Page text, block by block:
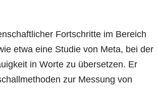
Fortschritte im Bereich
etwa eine Studie von Meta, bei der
in Worte zu übersetzen. Er
zur Messung von